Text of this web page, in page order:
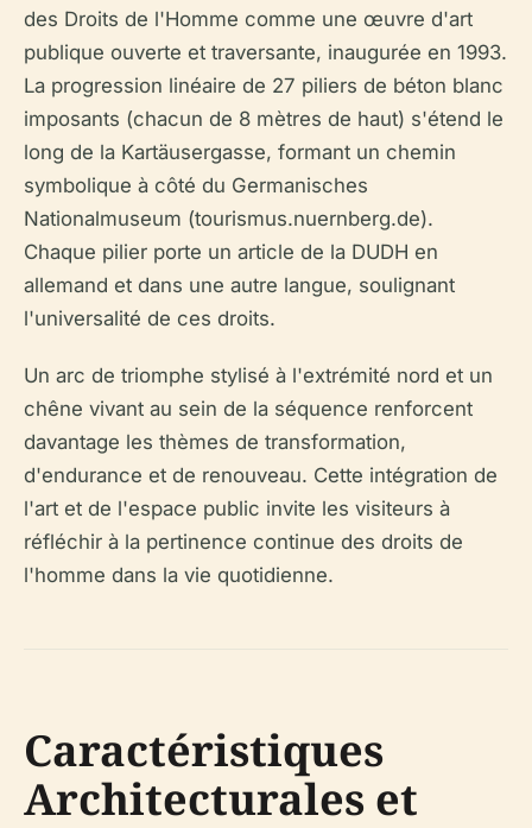
des Droits de l'Homme comme une œuvre d'art
publique ouverte et traversante, inaugurée en 1993.
La progression linéaire de 27 piliers de béton blanc
imposants (chacun de 8 mètres de haut) s'étend le
long de la Kartäusergasse, formant un chemin
symbolique à côté du Germanisches
Nationalmuseum (tourismus.nuernberg.de).
Chaque pilier porte un article de la DUDH en
allemand et dans une autre langue, soulignant
l'universalité de ces droits.
Un arc de triomphe stylisé à l'extrémité nord et un
chêne vivant au sein de la séquence renforcent
davantage les thèmes de transformation,
d'endurance et de renouveau. Cette intégration de
l'art et de l'espace public invite les visiteurs à
réfléchir à la pertinence continue des droits de
l'homme dans la vie quotidienne.
Caractéristiques
Architecturales et